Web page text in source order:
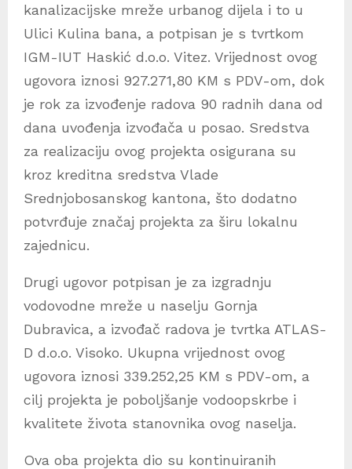
kanalizacijske mreže urbanog dijela i to u
Ulici Kulina bana, a potpisan je s tvrtkom
IGM-IUT Haskić d.o.o. Vitez. Vrijednost ovog
ugovora iznosi 927.271,80 KM s PDV-om, dok
je rok za izvođenje radova 90 radnih dana od
dana uvođenja izvođača u posao. Sredstva
za realizaciju ovog projekta osigurana su
kroz kreditna sredstva Vlade
Srednjobosanskog kantona, što dodatno
potvrđuje značaj projekta za širu lokalnu
zajednicu.
Drugi ugovor potpisan je za izgradnju
vodovodne mreže u naselju Gornja
Dubravica, a izvođač radova je tvrtka ATLAS-
D d.o.o. Visoko. Ukupna vrijednost ovog
ugovora iznosi 339.252,25 KM s PDV-om, a
cilj projekta je poboljšanje vodoopskrbe i
kvalitete života stanovnika ovog naselja.
Ova oba projekta dio su kontinuiranih